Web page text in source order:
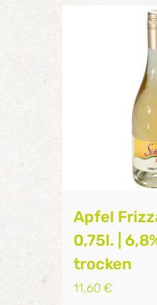
Apfel
0,75l. |
trocken
11,60 €